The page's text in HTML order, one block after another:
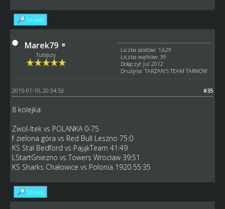
Szukaj
Marek79
Tutejszy
Liczba postów: 1,629
Liczba wątków: 39
Dołączył: Jul 2012
Drużyna: TARZAN'S TEAM TARNOW
#35
2015-01-10, 20:34:53
8 kolejka:
Zwol-Itek vs POLANKA 0-75
f zielona góra vs Red Bull Leszno 75:0
KS Stal Bedford vs PająkTeam 41:49
LStartGniezno vs Towers Wrocław 39:51
KS Sharks Chałowice vs Polonia 1920 55:35
Szukaj